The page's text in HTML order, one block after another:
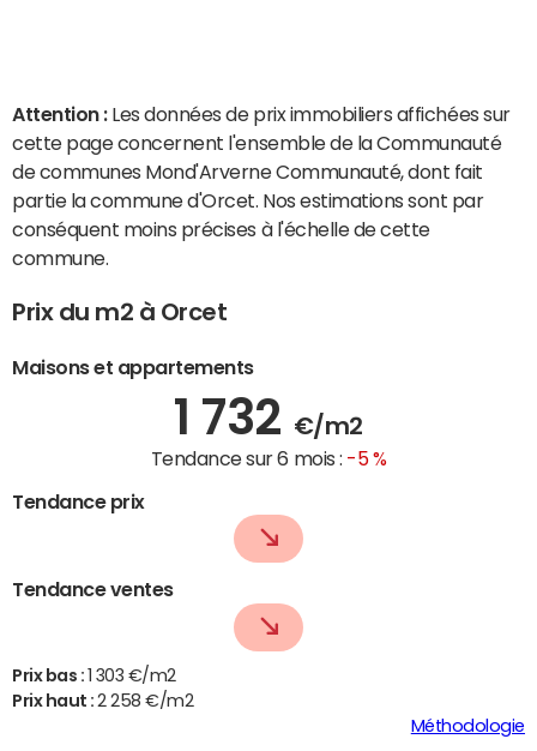
Attention : Les données de prix immobiliers affichées sur
cette page concernent l'ensemble de la Communauté
de communes Mond'Arverne Communauté, dont fait
partie la commune d'Orcet. Nos estimations sont par
conséquent moins précises à l'échelle de cette
commune.
Prix du m2 à Orcet
Maisons et appartements
1 732 €/m2
Tendance sur 6 mois : -5 %
Tendance prix
Tendance ventes
Prix bas :
1 303 €/m2
Prix haut :2 258 €/m2
Méthodologie